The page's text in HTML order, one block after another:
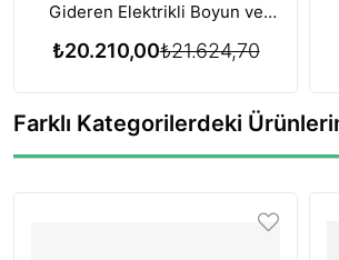
Gideren Elektrikli Boyun ve
Omuz Masaj Aleti
₺20.210,00₺21.624,70
Farklı Kategorilerdeki